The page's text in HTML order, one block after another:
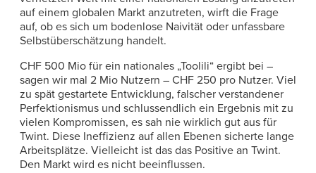
auf einem globalen Markt anzutreten, wirft die Frage
auf, ob es sich um bodenlose Naivität oder unfassbare
Selbstüberschätzung handelt.
CHF 500 Mio für ein nationales „Toolili“ ergibt bei –
sagen wir mal 2 Mio Nutzern – CHF 250 pro Nutzer. Viel
zu spät gestartete Entwicklung, falscher verstandener
Perfektionismus und schlussendlich ein Ergebnis mit zu
vielen Kompromissen, es sah nie wirklich gut aus für
Twint. Diese Ineffizienz auf allen Ebenen sicherte lange
Arbeitsplätze. Vielleicht ist das das Positive an Twint.
Den Markt wird es nicht beeinflussen.